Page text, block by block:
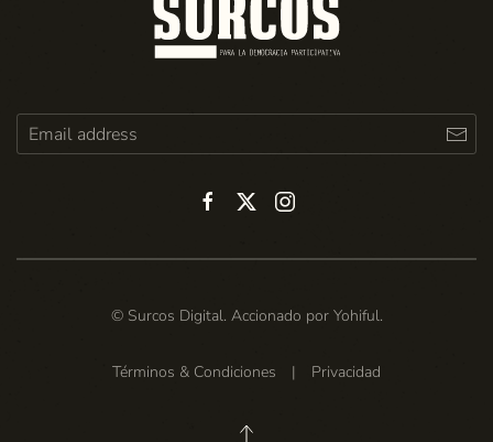
© Surcos Digital. Accionado por Yohiful.
Términos & Condiciones | Privacidad